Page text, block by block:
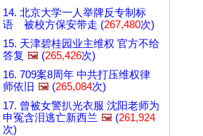
14. 北京大学一人举牌反专制标
语 被校方保安带走 (267,480次)
15. 天津碧桂园业主维权 官方不给
答复 🖼️ (265,426次)
16. 709案8周年 中共打压维权律
师依旧 🖼️ (265,084次)
17. 曾被女警扒光衣服 沈阳老师为
申冤含泪逃亡新西兰 🖼️ (261,924
次)